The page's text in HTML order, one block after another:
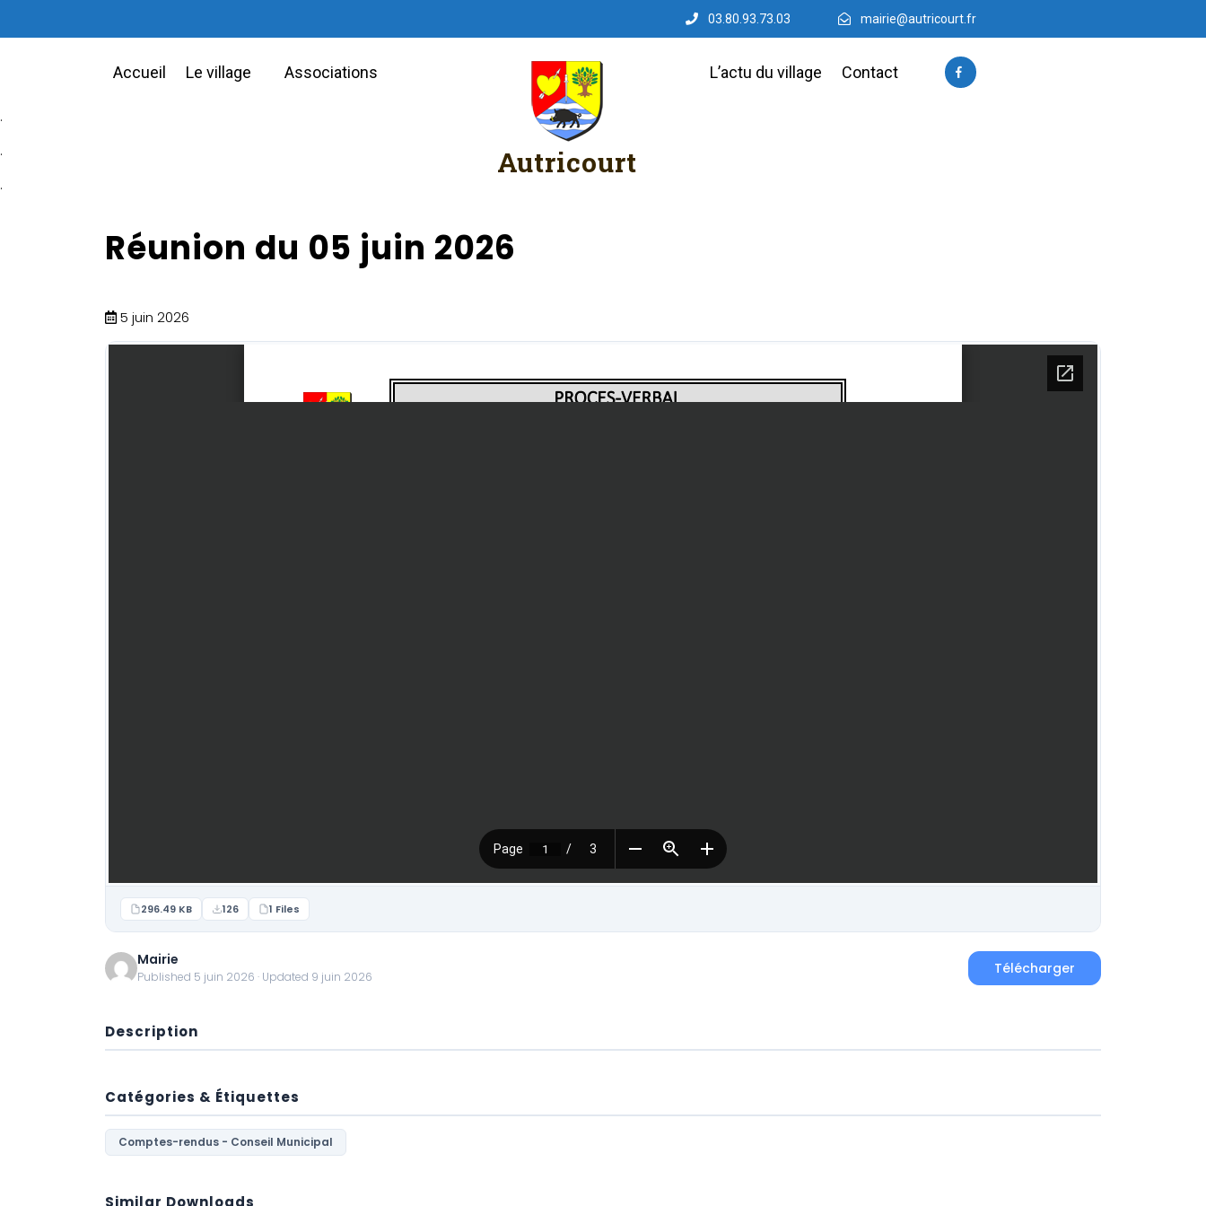
03.80.93.73.03 mairie@autricourt.fr
Accueil Le village Associations
Autricourt
L’actu du village Contact
.
.
.
Réunion du 05 juin 2026
5 juin 2026
296.49 KB 126 1 Files
Mairie
Published 5 juin 2026 · Updated 9 juin 2026 Télécharger
Description
Catégories & Étiquettes
Comptes-rendus - Conseil Municipal
Similar Downloads